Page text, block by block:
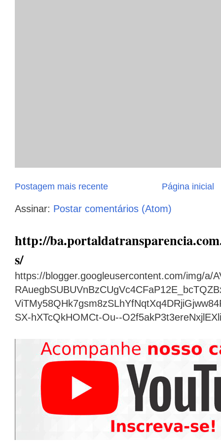
Postagem mais recente Página inicial
Assinar: Postar comentários (Atom)
http://
s/
https://blogger.googleusercontent.com/img/a/
SX-hXTcQkHOMCt-Ou--